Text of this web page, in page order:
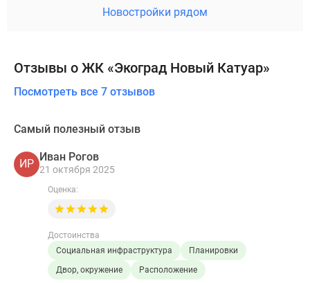
Новостройки рядом
Отзывы о ЖК «Экоград Новый Катуар»
Посмотреть все 7 отзывов
Самый полезный отзыв
ИР
Иван Рогов
21 октября 2025
Оценка:
Достоинства
Социальная инфраструктура
Планировки
Двор, окружение
Расположение